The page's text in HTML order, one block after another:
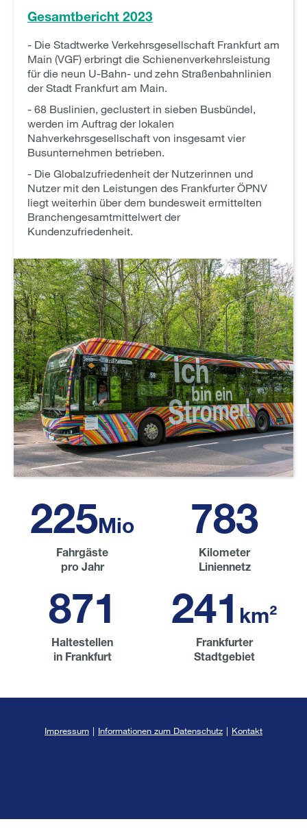
Gesamtbericht 2023
- Die Stadtwerke Verkehrsgesellschaft Frankfurt am
Main (VGF) erbringt die Schienenverkehrsleistung
für die neun U-Bahn- und zehn Straßenbahnlinien
der Stadt Frankfurt am Main.
- 68 Buslinien, geclustert in sieben Busbündel,
werden im Auftrag der lokalen
Nahverkehrsgesellschaft von insgesamt vier
Busunternehmen betrieben.
- Die Globalzufriedenheit der Nutzerinnen und
Nutzer mit den Leistungen des Frankfurter ÖPNV
liegt weiterhin über dem bundesweit ermittelten
Branchengesamtmittelwert der
Kundenzufriedenheit.
231Mio
Fahrgäste
pro Jahr
806
Kilometer
Liniennetz
896
Haltestellen
in Frankfurt
248 km²
Frankfurter
Stadtgebiet
Impressum | Informationen zum Datenschutz | Kontakt